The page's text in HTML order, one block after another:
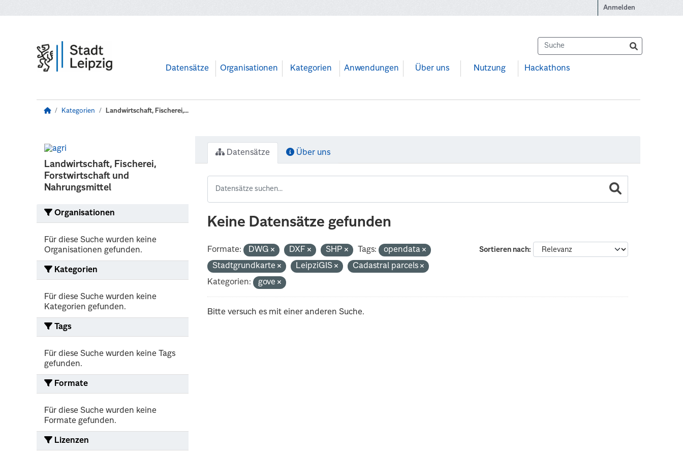
Anmelden
Datensätze Organisationen Kategorien Anwendungen Über uns Nutzung Hackathons
Kategorien Landwirtschaft, Fischerei,...
Landwirtschaft, Fischerei,
Forstwirtschaft und
Nahrungsmittel
Organisationen
Für diese Suche wurden keine
Organisationen gefunden.
Kategorien
Für diese Suche wurden keine
Kategorien gefunden.
Tags
Für diese Suche wurden keine Tags
gefunden.
Formate
Für diese Suche wurden keine
Formate gefunden.
Lizenzen
Datensätze Über uns
Keine Datensätze gefunden
Sortieren nach
Formate: DWG DXF SHP Tags:
opendata
Stadtgrundkarte
LeipziGIS
Cadastral parcels
Kategorien:
gove
Bitte versuch es mit einer anderen Suche.